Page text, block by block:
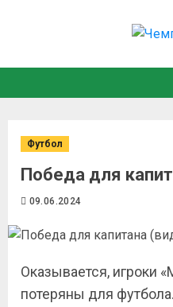
Футбол
Победа для
09.06.2024
Оказывается, игроки
потеряны для